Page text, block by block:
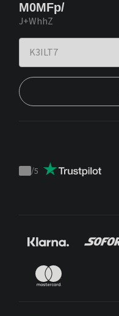
M0MFp/
J+WhhZ
Trustpilot
/5